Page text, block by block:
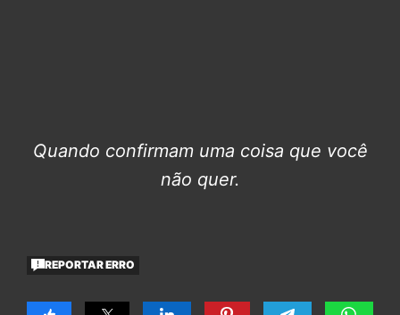
Quando confirmam uma coisa que você
não quer.
REPORTAR ERRO